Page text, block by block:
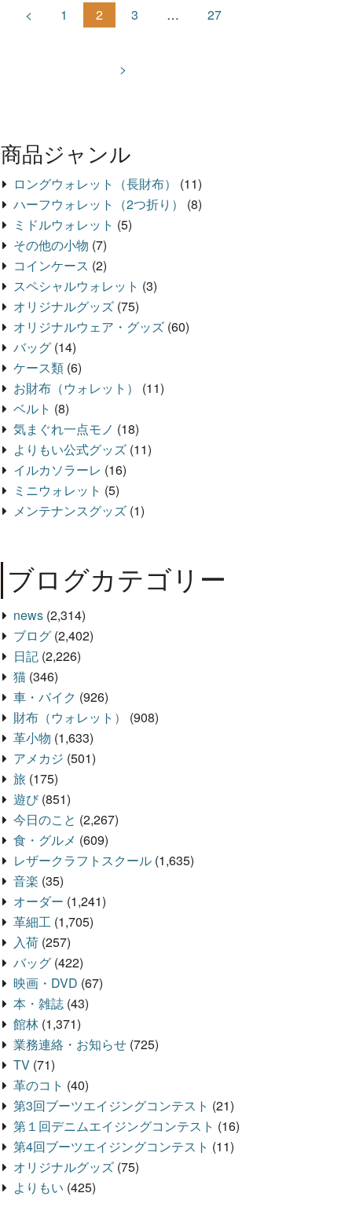
< 1 2 3 … 27
>
商品ジャンル
ロングウォレット（長財布）
(11)
ハーフウォレット（2つ折り）
(8)
ミドルウォレット (5)
その他の小物 (7)
コインケース (2)
スペシャルウォレット (3)
オリジナルグッズ (75)
オリジナルウェア・グッズ (60)
バッグ (14)
ケース類 (6)
お財布（ウォレット）
(11)
ベルト (8)
気まぐれ一点モノ (18)
よりもい公式グッズ (11)
イルカソラーレ (16)
ミニウォレット (5)
メンテナンスグッズ (1)
ブログカテゴリー
news (2,314)
ブログ (2,402)
日記 (2,226)
猫 (346)
車・バイク (926)
財布（ウォレット）
(908)
革小物 (1,633)
アメカジ (501)
旅 (175)
遊び(851)
今日のこと (2,267)
食・グルメ (609)
レザークラフトスクール (1,635)
音楽 (35)
オーダー (1,241)
革細工 (1,705)
入荷 (257)
バッグ (422)
映画・DVD (67)
本・雑誌 (43)
館林 (1,371)
業務連絡・お知らせ (725)
TV (71)
革のコト (40)
第3回ブーツエイジングコンテスト (21)
第１回デニムエイジングコンテスト (16)
第4回ブーツエイジングコンテスト (11)
オリジナルグッズ (75)
よりもい (425)